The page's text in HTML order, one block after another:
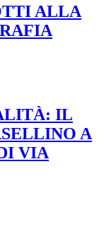
ALLA
IL
A
VIA